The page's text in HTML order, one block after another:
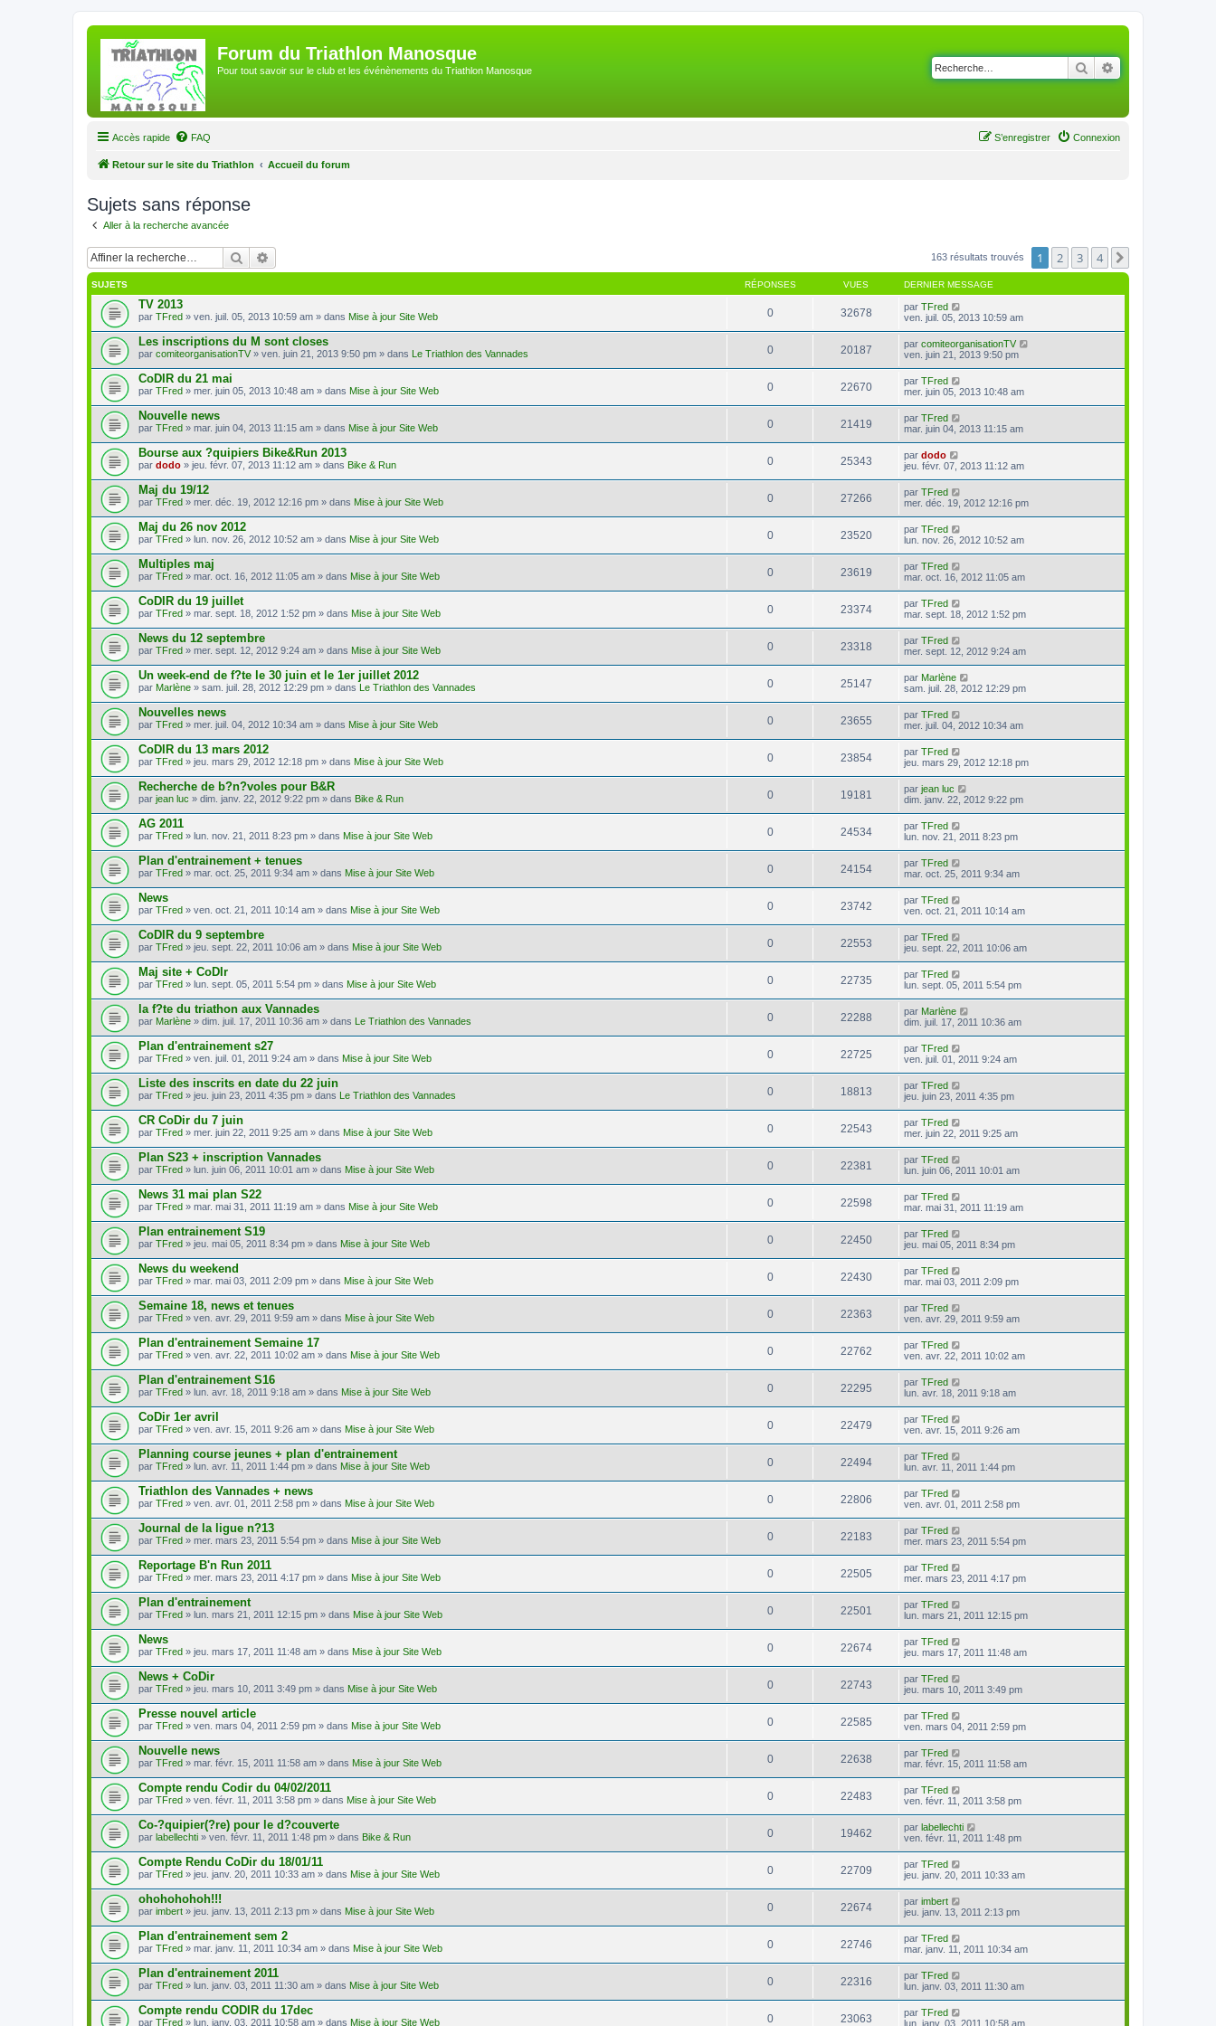
Forum du Triathlon Manosque
Pour tout savoir sur le club et les événènements du Triathlon Manosque Rechercher
Accès rapide FAQ Connexion
S’enregistrer
Retour sur le site du Triathlon Accueil du forum
Sujets sans réponse
Aller à la recherche avancée
Rechercher 163 résultats trouvés 1 2 3 4
SUJETS RÉPONSES VUES DERNIER MESSAGE
TV 2013
par TFred » ven. juil. 05, 2013 10:59 am » dans Mise à jour Site Web 0 32678 par TFred
ven. juil. 05, 2013 10:59 am
Les inscriptions du M sont closes
par comiteorganisationTV » ven. juin 21, 2013 9:50 pm » dans Le Triathlon des Vannades 0 20187 par comiteorganisationTV
ven. juin 21, 2013 9:50 pm
CoDIR du 21 mai
par TFred » mer. juin 05, 2013 10:48 am » dans Mise à jour Site Web 0 22670 par TFred
mer. juin 05, 2013 10:48 am
Nouvelle news
par TFred » mar. juin 04, 2013 11:15 am » dans Mise à jour Site Web 0 21419 par TFred
mar. juin 04, 2013 11:15 am
Bourse aux ?quipiers Bike&Run 2013
par dodo » jeu. févr. 07, 2013 11:12 am » dans Bike & Run 0 25343 par dodo
jeu. févr. 07, 2013 11:12 am
Maj du 19/12
par TFred » mer. déc. 19, 2012 12:16 pm » dans Mise à jour Site Web 0 27266 par TFred
mer. déc. 19, 2012 12:16 pm
Maj du 26 nov 2012
par TFred » lun. nov. 26, 2012 10:52 am » dans Mise à jour Site Web 0 23520 par TFred
lun. nov. 26, 2012 10:52 am
Multiples maj
par TFred » mar. oct. 16, 2012 11:05 am » dans Mise à jour Site Web 0 23619 par TFred
mar. oct. 16, 2012 11:05 am
CoDIR du 19 juillet
par TFred » mar. sept. 18, 2012 1:52 pm » dans Mise à jour Site Web 0 23374 par TFred
mar. sept. 18, 2012 1:52 pm
News du 12 septembre
par TFred » mer. sept. 12, 2012 9:24 am » dans Mise à jour Site Web 0 23318 par TFred
mer. sept. 12, 2012 9:24 am
Un week-end de f?te le 30 juin et le 1er juillet 2012
par Marlène » sam. juil. 28, 2012 12:29 pm » dans Le Triathlon des Vannades 0 25147 par Marlène
sam. juil. 28, 2012 12:29 pm
Nouvelles news
par TFred » mer. juil. 04, 2012 10:34 am » dans Mise à jour Site Web 0 23655 par TFred
mer. juil. 04, 2012 10:34 am
CoDIR du 13 mars 2012
par TFred » jeu. mars 29, 2012 12:18 pm » dans Mise à jour Site Web 0 23854 par TFred
jeu. mars 29, 2012 12:18 pm
Recherche de b?n?voles pour B&R
par jean luc » dim. janv. 22, 2012 9:22 pm » dans Bike & Run 0 19181 par jean luc
dim. janv. 22, 2012 9:22 pm
AG 2011
par TFred » lun. nov. 21, 2011 8:23 pm » dans Mise à jour Site Web 0 24534 par TFred
lun. nov. 21, 2011 8:23 pm
Plan d'entrainement + tenues
par TFred » mar. oct. 25, 2011 9:34 am » dans Mise à jour Site Web 0 24154 par TFred
mar. oct. 25, 2011 9:34 am
News
par TFred » ven. oct. 21, 2011 10:14 am » dans Mise à jour Site Web 0 23742 par TFred
ven. oct. 21, 2011 10:14 am
CoDIR du 9 septembre
par TFred » jeu. sept. 22, 2011 10:06 am » dans Mise à jour Site Web 0 22553 par TFred
jeu. sept. 22, 2011 10:06 am
Maj site + CoDIr
par TFred » lun. sept. 05, 2011 5:54 pm » dans Mise à jour Site Web 0 22735 par TFred
lun. sept. 05, 2011 5:54 pm
la f?te du triathon aux Vannades
par Marlène » dim. juil. 17, 2011 10:36 am » dans Le Triathlon des Vannades 0 22288 par Marlène
dim. juil. 17, 2011 10:36 am
Plan d'entrainement s27
par TFred » ven. juil. 01, 2011 9:24 am » dans Mise à jour Site Web 0 22725 par TFred
ven. juil. 01, 2011 9:24 am
Liste des inscrits en date du 22 juin
par TFred » jeu. juin 23, 2011 4:35 pm » dans Le Triathlon des Vannades 0 18813 par TFred
jeu. juin 23, 2011 4:35 pm
CR CoDir du 7 juin
par TFred » mer. juin 22, 2011 9:25 am » dans Mise à jour Site Web 0 22543 par TFred
mer. juin 22, 2011 9:25 am
Plan S23 + inscription Vannades
par TFred » lun. juin 06, 2011 10:01 am » dans Mise à jour Site Web 0 22381 par TFred
lun. juin 06, 2011 10:01 am
News 31 mai plan S22
par TFred » mar. mai 31, 2011 11:19 am » dans Mise à jour Site Web 0 22598 par TFred
mar. mai 31, 2011 11:19 am
Plan entrainement S19
par TFred » jeu. mai 05, 2011 8:34 pm » dans Mise à jour Site Web 0 22450 par TFred
jeu. mai 05, 2011 8:34 pm
News du weekend
par TFred » mar. mai 03, 2011 2:09 pm » dans Mise à jour Site Web 0 22430 par TFred
mar. mai 03, 2011 2:09 pm
Semaine 18, news et tenues
par TFred » ven. avr. 29, 2011 9:59 am » dans Mise à jour Site Web 0 22363 par TFred
ven. avr. 29, 2011 9:59 am
Plan d'entrainement Semaine 17
par TFred » ven. avr. 22, 2011 10:02 am » dans Mise à jour Site Web 0 22762 par TFred
ven. avr. 22, 2011 10:02 am
Plan d'entrainement S16
par TFred » lun. avr. 18, 2011 9:18 am » dans Mise à jour Site Web 0 22295 par TFred
lun. avr. 18, 2011 9:18 am
CoDir 1er avril
par TFred » ven. avr. 15, 2011 9:26 am » dans Mise à jour Site Web 0 22479 par TFred
ven. avr. 15, 2011 9:26 am
Planning course jeunes + plan d'entrainement
par TFred » lun. avr. 11, 2011 1:44 pm » dans Mise à jour Site Web 0 22494 par TFred
lun. avr. 11, 2011 1:44 pm
Triathlon des Vannades + news
par TFred » ven. avr. 01, 2011 2:58 pm » dans Mise à jour Site Web 0 22806 par TFred
ven. avr. 01, 2011 2:58 pm
Journal de la ligue n?13
par TFred » mer. mars 23, 2011 5:54 pm » dans Mise à jour Site Web 0 22183 par TFred
mer. mars 23, 2011 5:54 pm
Reportage B'n Run 2011
par TFred » mer. mars 23, 2011 4:17 pm » dans Mise à jour Site Web 0 22505 par TFred
mer. mars 23, 2011 4:17 pm
Plan d'entrainement
par TFred » lun. mars 21, 2011 12:15 pm » dans Mise à jour Site Web 0 22501 par TFred
lun. mars 21, 2011 12:15 pm
News
par TFred » jeu. mars 17, 2011 11:48 am » dans Mise à jour Site Web 0 22674 par TFred
jeu. mars 17, 2011 11:48 am
News + CoDir
par TFred » jeu. mars 10, 2011 3:49 pm » dans Mise à jour Site Web 0 22743 par TFred
jeu. mars 10, 2011 3:49 pm
Presse nouvel article
par TFred » ven. mars 04, 2011 2:59 pm » dans Mise à jour Site Web 0 22585 par TFred
ven. mars 04, 2011 2:59 pm
Nouvelle news
par TFred » mar. févr. 15, 2011 11:58 am » dans Mise à jour Site Web 0 22638 par TFred
mar. févr. 15, 2011 11:58 am
Compte rendu Codir du 04/02/2011
par TFred » ven. févr. 11, 2011 3:58 pm » dans Mise à jour Site Web 0 22483 par TFred
ven. févr. 11, 2011 3:58 pm
Co-?quipier(?re) pour le d?couverte
par labellechti » ven. févr. 11, 2011 1:48 pm » dans Bike & Run 0 19462 par labellechti
ven. févr. 11, 2011 1:48 pm
Compte Rendu CoDir du 18/01/11
par TFred » jeu. janv. 20, 2011 10:33 am » dans Mise à jour Site Web 0 22709 par TFred
jeu. janv. 20, 2011 10:33 am
ohohohohoh!!!
par imbert » jeu. janv. 13, 2011 2:13 pm » dans Mise à jour Site Web 0 22674 par imbert
jeu. janv. 13, 2011 2:13 pm
Plan d'entrainement sem 2
par TFred » mar. janv. 11, 2011 10:34 am » dans Mise à jour Site Web 0 22746 par TFred
mar. janv. 11, 2011 10:34 am
Plan d'entrainement 2011
par TFred » lun. janv. 03, 2011 11:30 am » dans Mise à jour Site Web 0 22316 par TFred
lun. janv. 03, 2011 11:30 am
Compte rendu CODIR du 17dec
par TFred » lun. janv. 03, 2011 10:58 am » dans Mise à jour Site Web 0 23063 par TFred
lun. janv. 03, 2011 10:58 am